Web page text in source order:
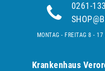
0261-
MONTAG - FREITAG 8 -
Krankenhaus